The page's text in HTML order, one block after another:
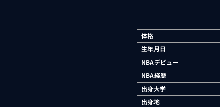
体格
生年月日
NBAデビュー
NBA経歴
出身大学
出身地